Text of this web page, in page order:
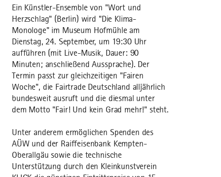
Ein Künstler-Ensemble von "Wort und
Herzschlag" (Berlin) wird "Die Klima-
Monologe" im Museum Hof­mühle am
Dienstag, 24. September, um 19:30 Uhr
aufführen (mit Live-Musik, Dauer: 90
Minuten; an­schließend Aussprache). Der
Termin passt zur gleichzeitigen "Fairen
Woche", die Fairtrade Deutschland alljährlich
bundesweit ausruft und die diesmal unter
dem Motto "Fair! Und kein Grad mehr!" steht.
Unter anderem ermöglichen Spenden des
AÜW und der Raiffeisenbank Kempten-
Oberallgäu sowie die technische
Unterstützung durch den Kleinkunstverein